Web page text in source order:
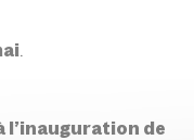
l’inauguration de